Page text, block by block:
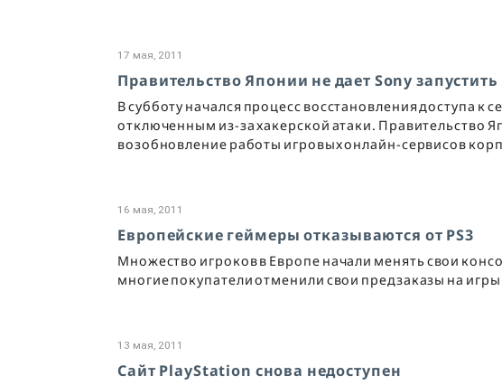
17 мая, 2011
Правительство Японии не дает Sony
В субботу начался процесс восстановления доступа к
отключенным из-за хакерской атаки. Правительство
возобновление работы игровых онлайн-сервисов
16 мая, 2011
Европейские геймеры отказываются от PS3
Множество игроков в Европе начали менять свои
многие покупатели отменили свои предзаказы на игры
13 мая, 2011
Cайт PlayStation снова недоступен